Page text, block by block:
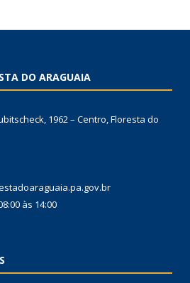
DO ARAGUAIA
1962 – Centro, Floresta do
às 14:00